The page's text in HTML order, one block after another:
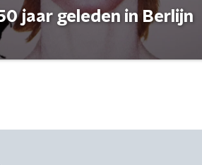
jaar geleden in Berlijn